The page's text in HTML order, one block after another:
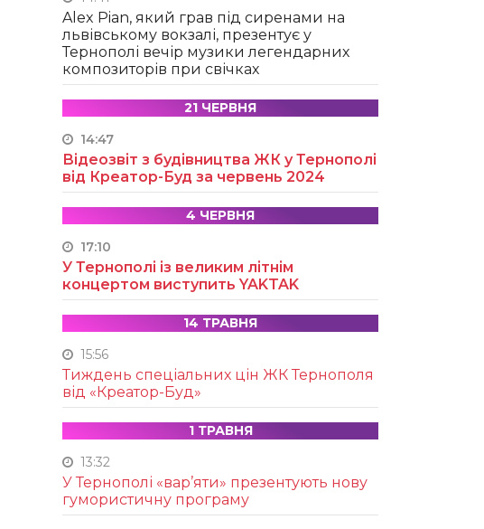
Alex Pian, який грав під сиренами на
львівському вокзалі, презентує у
Тернополі вечір музики легендарних
композиторів при свічках
21 ЧЕРВНЯ
14:47
Відеозвіт з будівництва ЖК у Тернополі
від Креатор-Буд за червень 2024
4 ЧЕРВНЯ
17:10
У Тернополі із великим літнім
концертом виступить YAKTAK
14 ТРАВНЯ
15:56
Тиждень спеціальних цін ЖК Тернополя
від «Креатор-Буд»
1 ТРАВНЯ
13:32
У Тернополі «вар’яти» презентують нову
гумористичну програму